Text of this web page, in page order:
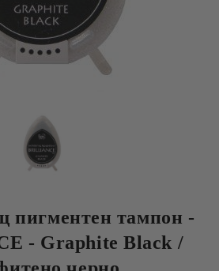
пигментен тампон -
- Graphite Black /